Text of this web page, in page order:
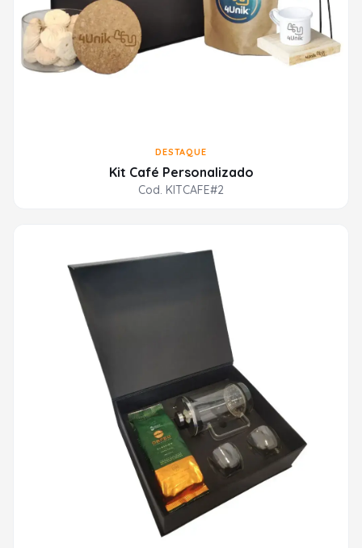
DESTAQUE
Kit Café Personalizado
Cod. KITCAFE#2